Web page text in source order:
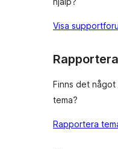
Visa
Rapportera
Finns det
tema?
Rapportera